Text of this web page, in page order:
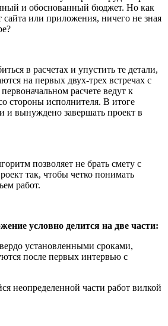
и обоснованный бюджет. Но как
сайта или приложения, ничего не зная
в расчетах и упустить те детали,
на первых двух-трех встречах с
расчете ведут к
стороны исполнителя. В итоге
и вынуждено завершать проект в
позволяет не брать смету с
так, чтобы четко понимать
работ.
условно делится на две части:
установленными сроками,
после первых интервью с
неопределенной части работ вилкой